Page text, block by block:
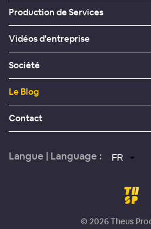
Production de Services
Vidéos d'entreprise
Société
Le Blog
Contact
Langue | Language :
©2026Theus